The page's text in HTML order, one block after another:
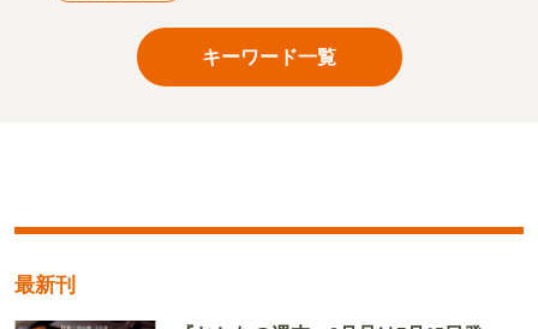
キーワード一覧
最新刊